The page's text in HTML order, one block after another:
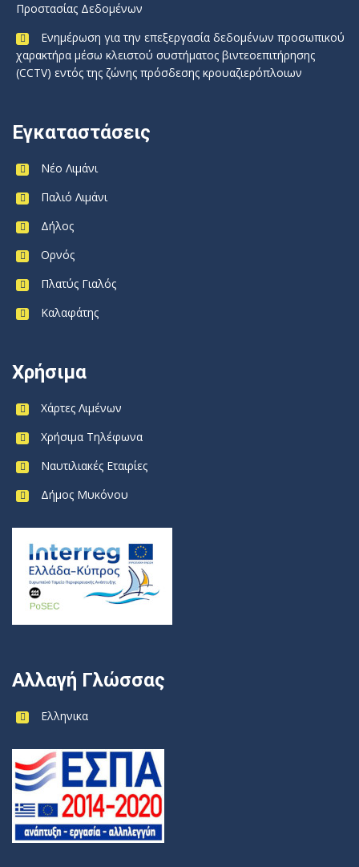
Προστασίας Δεδομένων
Ενημέρωση για την επεξεργασία δεδομένων προσωπικού
χαρακτήρα μέσω κλειστού συστήματος βιντεοεπιτήρησης
(CCTV) εντός της ζώνης πρόσδεσης κρουαζιερόπλοιων
Εγκαταστάσεις
Νέο Λιμάνι
Παλιό Λιμάνι
Δήλος
Ορνός
Πλατύς Γιαλός
Καλαφάτης
Χρήσιμα
Χάρτες Λιμένων
Χρήσιμα Τηλέφωνα
Ναυτιλιακές Εταιρίες
Δήμος Μυκόνου
Αλλαγή Γλώσσας
Ελληνικα